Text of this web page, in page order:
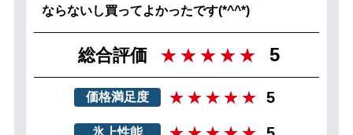
ならないし買ってよかったです(*^^*)
総合評価 5
価格満足度 5